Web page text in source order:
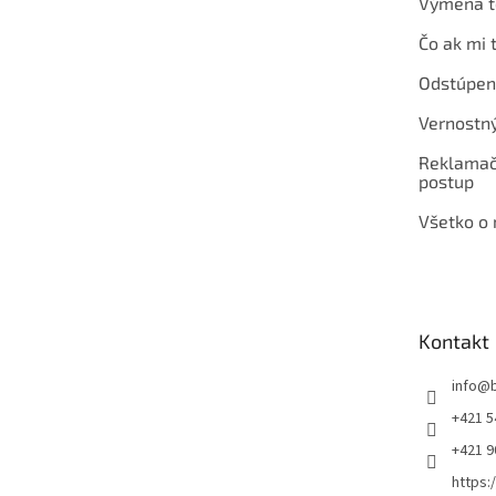
Čo ak mi
postup
Všetko o
Kontakt
info@
+421
+421